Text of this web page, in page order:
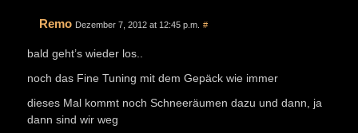
Remo Dezember 7, 2012 at 12:45 p.m. #
bald geht’s wieder los..
noch das Fine Tuning mit dem Gepäck wie immer
dieses Mal kommt noch Schneeräumen dazu und dann, ja
dann sind wir weg